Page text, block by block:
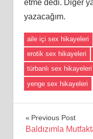
etme dedi. Diğer
yazacağım.
aile içi sex hikayeleri
erotik sex hikayeleri
türbanlı sex hikayeleri
yenge sex hikayeleri
Yazı
Previous Post
Baldızımla